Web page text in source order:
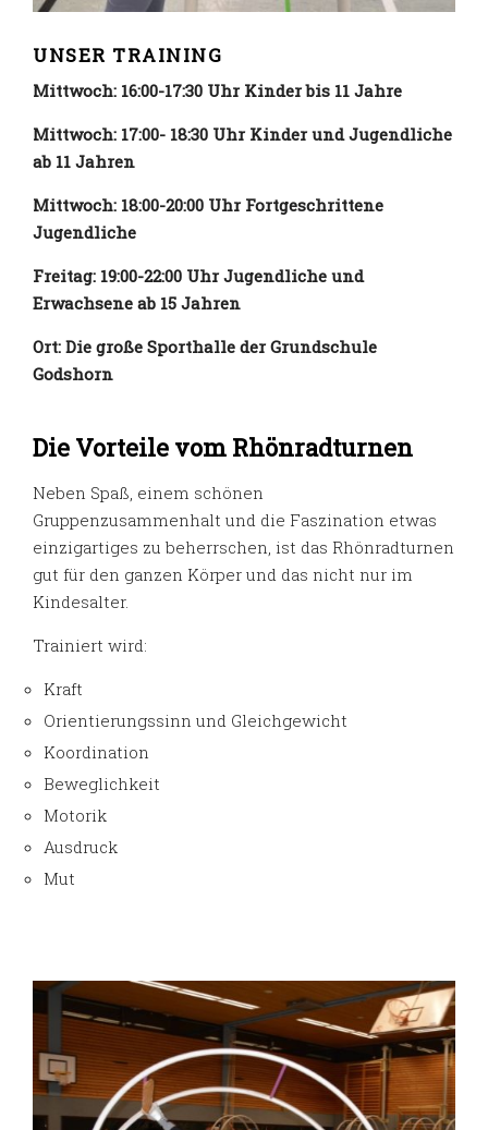
UNSER TRAINING
Mittwoch: 16:00-17:30 Uhr Kinder bis 11 Jahre
Mittwoch: 17:00- 18:30 Uhr Kinder und Jugendliche
ab 11 Jahren
Mittwoch: 18:00-20:00 Uhr Fortgeschrittene
Jugendliche
Freitag: 19:00-22:00 Uhr Jugendliche und
Erwachsene ab 15 Jahren
Ort: Die große Sporthalle der Grundschule
Godshorn
Die Vorteile vom Rhönradturnen
Neben Spaß, einem schönen
Gruppenzusammenhalt und die Faszination etwas
einzigartiges zu beherrschen, ist das Rhönradturnen
gut für den ganzen Körper und das nicht nur im
Kindesalter.
Trainiert wird:
Kraft
Orientierungssinn und Gleichgewicht
Koordination
Beweglichkeit
Motorik
Ausdruck
Mut